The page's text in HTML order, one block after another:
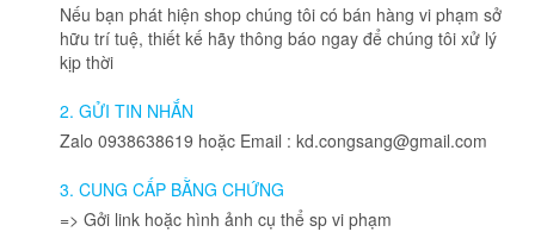
Nếu bạn phát hiện shop chúng tôi có bán hàng vi phạm sở
hữu trí tuệ, thiết kế hãy thông báo ngay để chúng tôi xử lý
kịp thời
2. GỬI TIN NHẮN
Zalo 0938638619 hoặc Email : kd.congsang@gmail.com
3. CUNG CẤP BẰNG CHỨNG
=> Gởi link hoặc hình ảnh cụ thể sp vi phạm